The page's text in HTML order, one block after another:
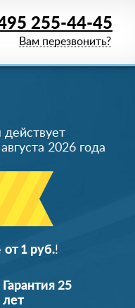
255-44-45
Вам перезвонить?
действует
2026 года
от 1 руб.!
Гарантия 25
лет